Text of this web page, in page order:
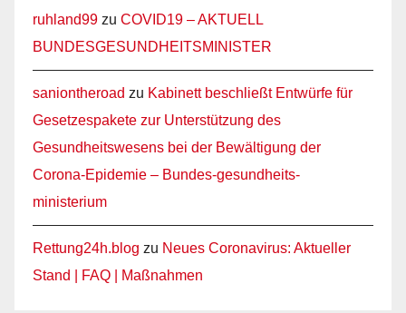
ruhland99 zu COVID19 – AKTUELL
BUNDESGESUNDHEITSMINISTER
saniontheroad zu Kabinett beschließt Entwürfe für
Gesetzespakete zur Unterstützung des
Gesundheitswesens bei der Bewältigung der
Corona-Epidemie – Bundes-gesundheits-
ministerium
Rettung24h.blog zu Neues Coronavirus: Aktueller
Stand | FAQ | Maßnahmen